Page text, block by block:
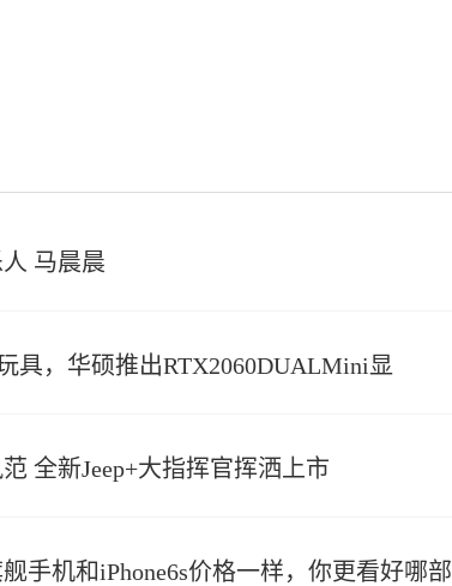
马晨晨
具，华硕推出RTX2060DUALMini显
全新Jeep+大指挥官挥洒上市
手机和iPhone6s价格一样，你更看好哪部